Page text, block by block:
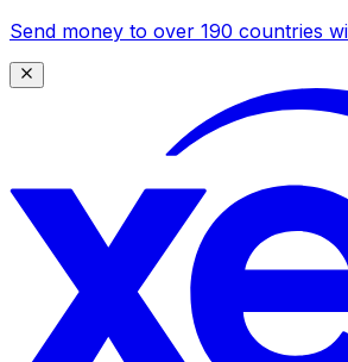
Send money to over 190 countries